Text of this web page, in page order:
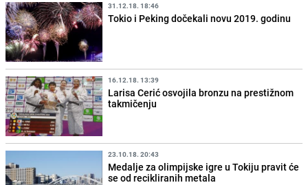
31.12.18. 18:46
Tokio i Peking dočekali novu 2019. godinu
16.12.18. 13:39
Larisa Cerić osvojila bronzu na prestižnom
takmičenju
23.10.18. 20:43
Medalje za olimpijske igre u Tokiju pravit će
se od recikliranih metala